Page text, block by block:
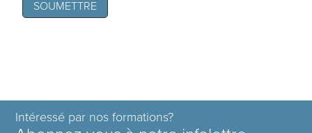
Intéressé par nos formations?